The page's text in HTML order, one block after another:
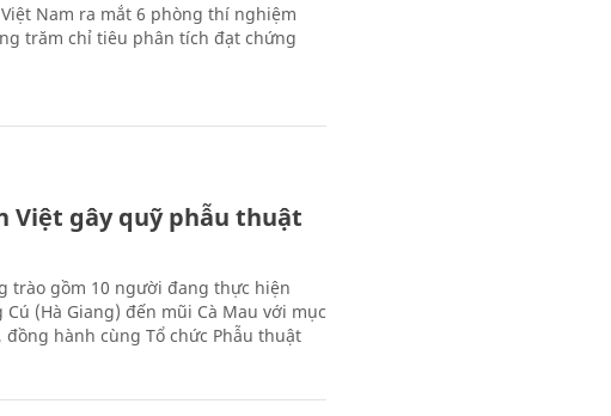
Nam ra mắt 6 phòng thí nghiệm
trăm chỉ tiêu phân tích đạt chứng
Việt gây quỹ phẫu thuật
trào gồm 10 người đang thực hiện
(Hà Giang) đến mũi Cà Mau với mục
hành cùng Tổ chức Phẫu thuật